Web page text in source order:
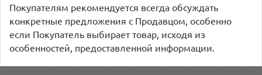
Покупателям рекомендуется всегда обсуждать
конкретные предложения с Продавцом, особенно
если Покупатель выбирает товар, исходя из
особенностей, предоставленной информации.